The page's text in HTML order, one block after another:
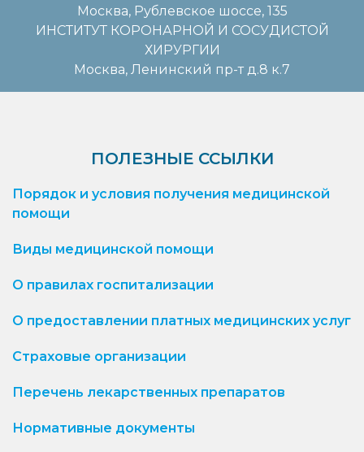
Москва, Рублевское шоссе, 135
ИНСТИТУТ КОРОНАРНОЙ И СОСУДИСТОЙ
ХИРУРГИИ
Москва, Ленинский пр-т д.8 к.7
ПОЛЕЗНЫЕ ССЫЛКИ
Порядок и условия получения медицинской
помощи
Виды медицинской помощи
О правилах госпитализации
О предоставлении платных медицинских услуг
Страховые организации
Перечень лекарственных препаратов
Нормативные документы